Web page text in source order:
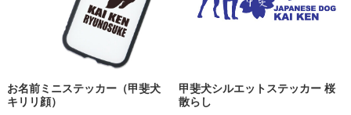
お名前ミニステッカー（甲斐犬
キリリ顔）
甲斐犬シルエットステッカー 桜
散らし